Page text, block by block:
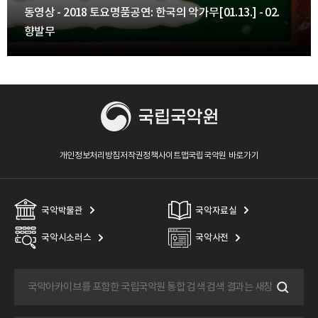
동영상 - 2018 토요명품공연: 한국의 악가무[01.13.] - 02.
향발무
개인정보처리방침저작권정책사이트맵국립국악원 바로가기
국악박물관 국악자료실
국악시소러스 국악사전